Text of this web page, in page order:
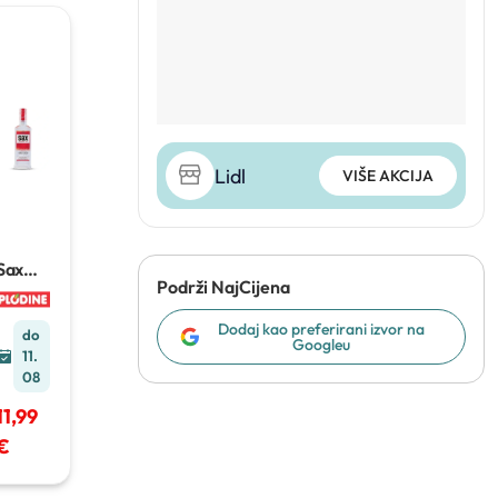
1 l
do
11.
08
Lidl VIŠE AKCIJA
Podrži NajCijena
Dodaj kao preferirani izvor na
Googleu